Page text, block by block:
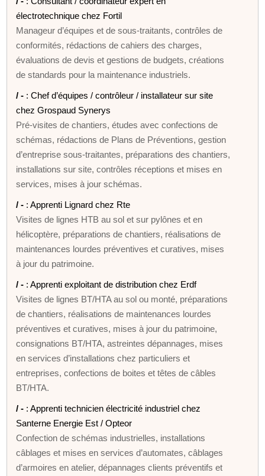
électrotechnique chez Fortil
Manageur d’équipes et de sous-traitants, contrôles de
conformités, rédactions de cahiers des charges,
évaluations de devis et gestions de budgets, créations
de standards pour la maintenance industriels.
/ - : Chef d’équipes / contrôleur / installateur sur site
chez Grospaud Synerys
Pré-visites de chantiers, études avec confections de
schémas, rédactions de Plans de Préventions, gestion
d’entreprise sous-traitantes, préparations des chantiers,
installations sur site, contrôles réceptions et mises en
services, mises à jour schémas.
/ - : Apprenti Lignard chez Rte
Visites de lignes HTB au sol et sur pylônes et en
hélicoptère, préparations de chantiers, réalisations de
maintenances lourdes préventives et curatives, mises
à jour du patrimoine.
/ - : Apprenti exploitant de distribution chez Erdf
Visites de lignes BT/HTA au sol ou monté, préparations
de chantiers, réalisations de maintenances lourdes
préventives et curatives, mises à jour du patrimoine,
consignations BT/HTA, astreintes dépannages, mises
en services d’installations chez particuliers et
entreprises, confections de boites et têtes de câbles
BT/HTA.
/ - : Apprenti technicien électricité industriel chez
Santerne Energie Est / Opteor
Confection de schémas industrielles, installations
câblages et mises en services d’automates, câblages
d’armoires en atelier, dépannages clients préventifs et